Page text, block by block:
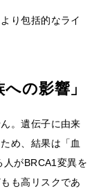
り包括的なライ
の影響」
。遺伝子に由来
め、結果は「血
がBRCA1変異を
も高リスクであ